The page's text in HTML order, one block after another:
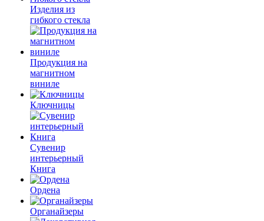
Изделия из
гибкого стекла
Продукция на
магнитном
виниле
Ключницы
Сувенир
интерьерный
Книга
Ордена
Органайзеры